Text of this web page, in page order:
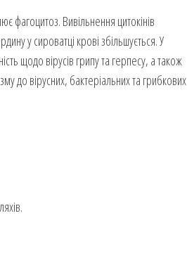
фагоцитоз. Вивільнення цитокінів
у сироватці крові збільшується. У
щодо вірусів грипу та герпесу, а також
до вірусних, бактеріальних та грибкових